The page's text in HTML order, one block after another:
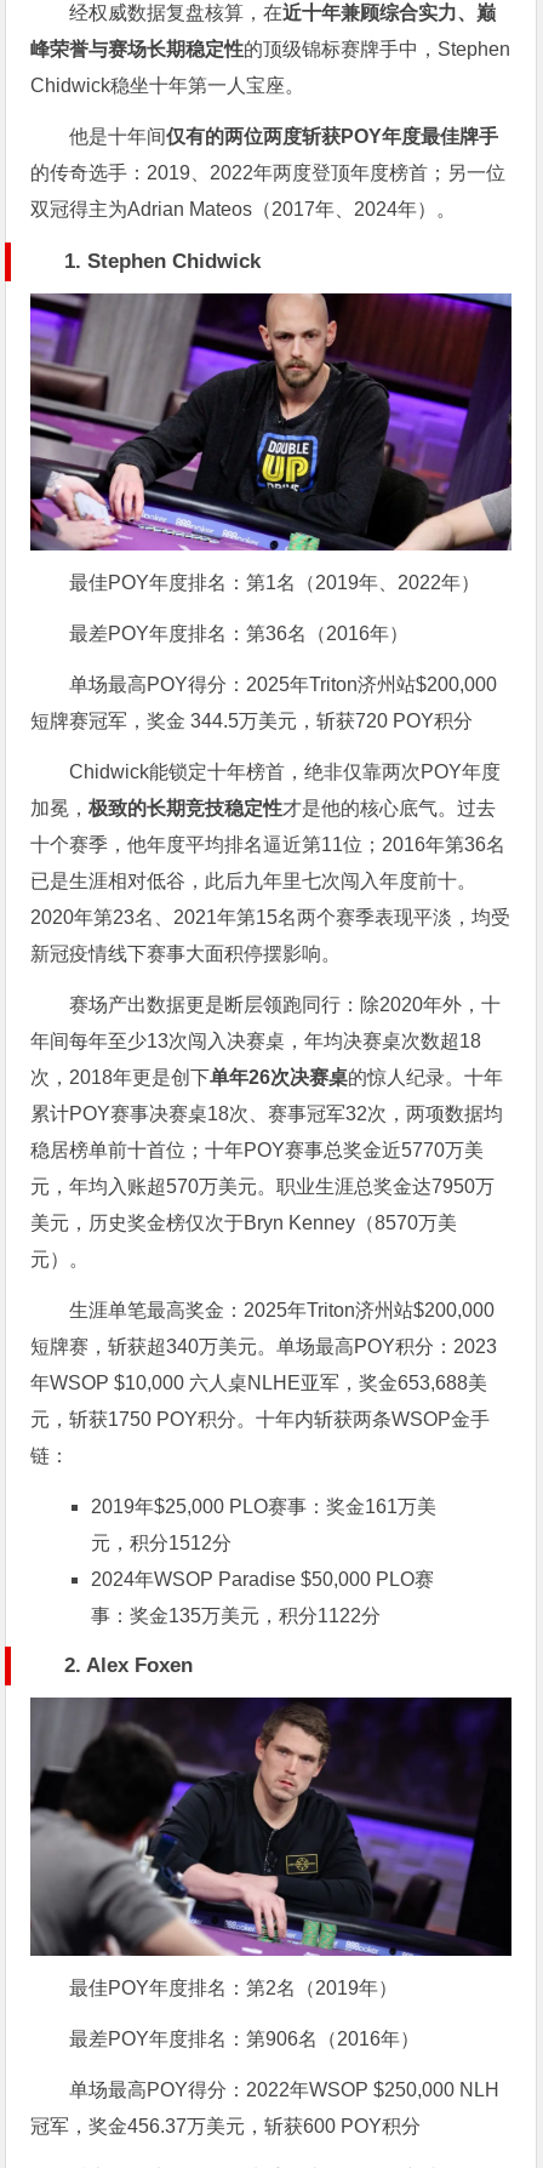
经权威数据复盘核算，在近十年兼顾综合实力、巅
峰荣誉与赛场长期稳定性的顶级锦标赛牌手中，Stephen
Chidwick稳坐十年第一人宝座。
他是十年间仅有的两位两度斩获POY年度最佳牌手
的传奇选手：2019、2022年两度登顶年度榜首；另一位
双冠得主为Adrian Mateos（2017年、2024年）。
1. Stephen Chidwick
最佳POY年度排名：第1名（2019年、2022年）
最差POY年度排名：第36名（2016年）
单场最高POY得分：2025年Triton济州站$200,000
短牌赛冠军，奖金 344.5万美元，斩获720 POY积分
Chidwick能锁定十年榜首，绝非仅靠两次POY年度
加冕，极致的长期竞技稳定性才是他的核心底气。过去
十个赛季，他年度平均排名逼近第11位；2016年第36名
已是生涯相对低谷，此后九年里七次闯入年度前十。
2020年第23名、2021年第15名两个赛季表现平淡，均受
新冠疫情线下赛事大面积停摆影响。
赛场产出数据更是断层领跑同行：除2020年外，十
年间每年至少13次闯入决赛桌，年均决赛桌次数超18
次，2018年更是创下单年26次决赛桌的惊人纪录。十年
累计POY赛事决赛桌18次、赛事冠军32次，两项数据均
稳居榜单前十首位；十年POY赛事总奖金近5770万美
元，年均入账超570万美元。职业生涯总奖金达7950万
美元，历史奖金榜仅次于Bryn Kenney（8570万美
元）。
生涯单笔最高奖金：2025年Triton济州站$200,000
短牌赛，斩获超340万美元。单场最高POY积分：2023
年WSOP $10,000 六人桌NLHE亚军，奖金653,688美
元，斩获1750 POY积分。十年内斩获两条WSOP金手
链：
2019年$25,000 PLO赛事：奖金161万美
元，积分1512分
2024年WSOP Paradise $50,000 PLO赛
事：奖金135万美元，积分1122分
2. Alex Foxen
最佳POY年度排名：第2名（2019年）
最差POY年度排名：第906名（2016年）
单场最高POY得分：2022年WSOP $250,000 NLH
冠军，奖金456.37万美元，斩获600 POY积分